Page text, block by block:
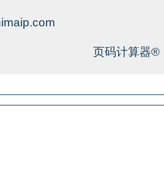
页码计算器®